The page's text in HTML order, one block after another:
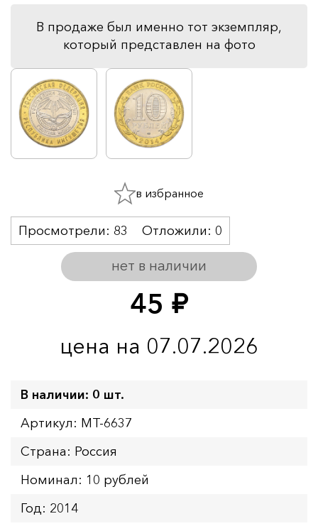
В продаже был именно тот экземпляр,
который представлен на фото
45 руб.
цена на 07.07.2026
нет в наличии
Просмотрели: 83 Отложили: 0
в избранное
В наличии: 0 шт.
Артикул: MT-6637
Страна: Россия
Номинал: 10 рублей
Год: 2014